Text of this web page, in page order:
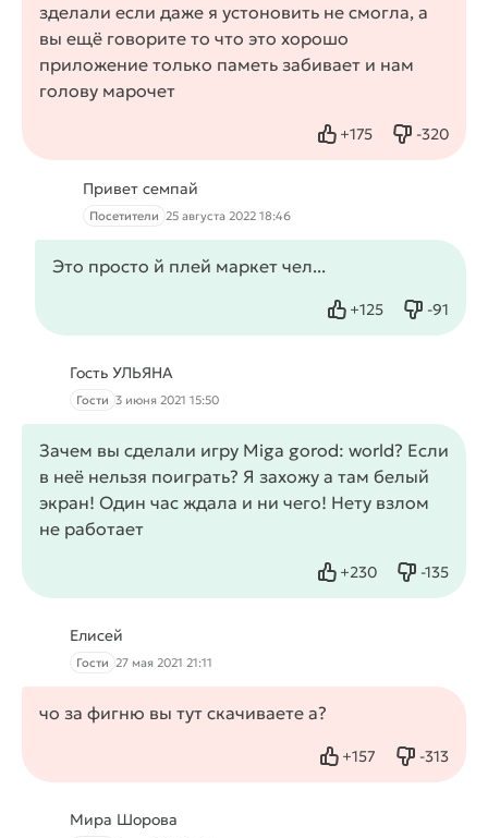
зделали если даже я устоновить не смогла, а
вы ещё говорите то что это хорошо
приложение только паметь забивает и нам
голову марочет
+175
Нравится -320
Не
Привет семпай
Посетители 25 августа 2022 18:46
Это просто й плей маркет чел...
+125
Нравится -91
Не
Гость УЛЬЯНА
Гости 3 июня 2021 15:50
Зачем вы сделали игру Miga gorod: world? Если
в неё нельзя поиграть? Я захожу а там белый
экран! Один час ждала и ни чего! Нету взлом
не работает
+230
Нравится -135
Не
Елисей
Гости 27 мая 2021 21:11
чо за фигню вы тут скачиваете а?
+157
Нравится -313
Не
Мира Шорова